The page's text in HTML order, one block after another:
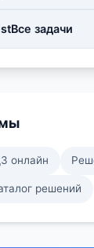
Все задачи
онлайн
решений